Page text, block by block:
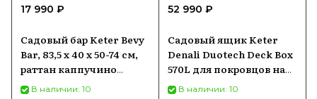
17 990 ₽
Садовый бар Keter Bevy
Bar, 83,5 x 40 x 50-74 см,
раттан каппучино
(17209510)
В наличии: 10
52 990 ₽
Садовый ящик Keter
Denali Duotech Deck Box
570L для покровцов на
балкон
В наличии: 10